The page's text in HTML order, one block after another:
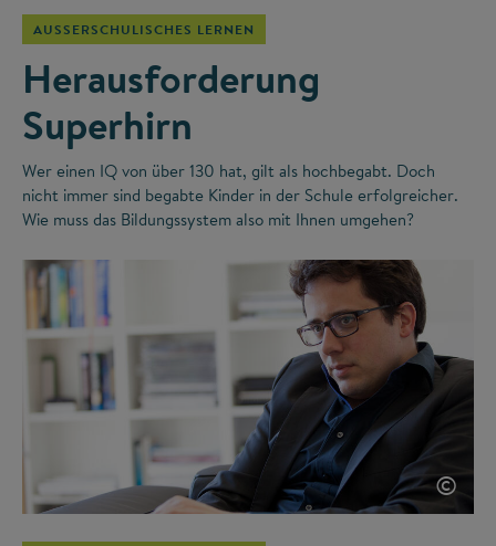
AUSSERSCHULISCHES LERNEN
Herausforderung
Superhirn
Wer einen IQ von über 130 hat, gilt als hochbegabt. Doch
nicht immer sind begabte Kinder in der Schule erfolgreicher.
Wie muss das Bildungssystem also mit Ihnen umgehen?
©